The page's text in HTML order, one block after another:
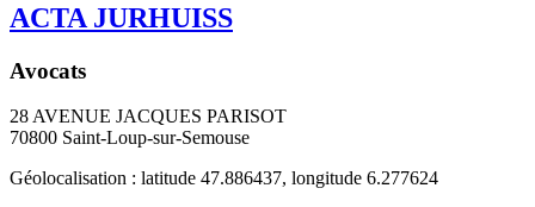
ACTA JURHUISS
Avocats
28 AVENUE JACQUES PARISOT
70800 Saint-Loup-sur-Semouse
Géolocalisation : latitude 47.886437, longitude 6.277624